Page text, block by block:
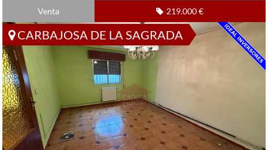
Venta 219.000 €
CARBAJOSA DE LA SAGRADA